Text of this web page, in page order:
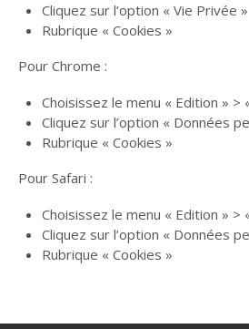
Cliquez sur l’option « Vie Privée »
Rubrique « Cookies »
Pour Chrome :
Choisissez le menu « Edition » >
Cliquez sur l’option « Données
Rubrique « Cookies »
Pour Safari :
Choisissez le menu « Edition » >
Cliquez sur l’option « Données
Rubrique « Cookies »